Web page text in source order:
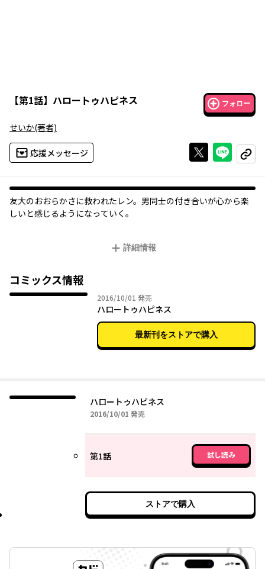
【第1話】 ハロートゥハピネス フォロー
せいか(著者)
応援メッセージ Xで投稿する
ライン
コピー
友大のおおらかさに救われたレン。男同士の付き合いが心から楽
しいと感じるようになっていく。
詳細情報
コミックス情報
2016/10/01 2016年10月01日
発売
ハロートゥハピネス
最新刊をストアで購入
ハロートゥハピネス
2016/10/01 2016年10月01日
発売
第1話 試し読み
ストアで購入